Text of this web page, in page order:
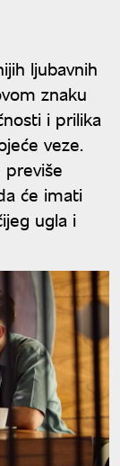
ljubavnih
znaku
i prilika
veze.
će imati
ugla i